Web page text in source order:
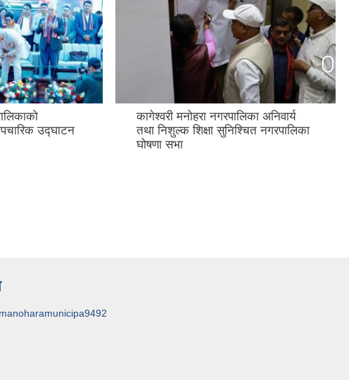
उद्घाटन
कागेश्वरी मनोहरा नगरपालिका अनिवार्य
तथा निशुल्क शिक्षा सुनिश्चित नगरपालिका
घोषणा सभा